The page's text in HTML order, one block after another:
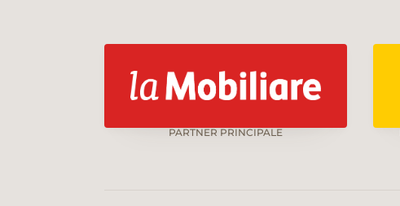
PARTNER PRINCIPALE